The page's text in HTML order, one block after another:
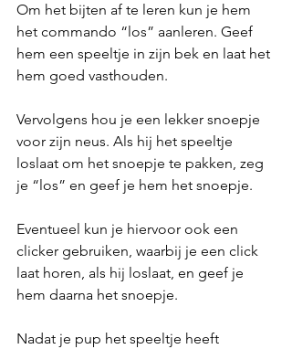
Om het bijten af te leren kun je hem
het commando “los” aanleren. Geef
hem een speeltje in zijn bek en laat het
hem goed vasthouden.
Vervolgens hou je een lekker snoepje
voor zijn neus. Als hij het speeltje
loslaat om het snoepje te pakken, zeg
je “los” en geef je hem het snoepje.
Eventueel kun je hiervoor ook een
clicker gebruiken, waarbij je een click
laat horen, als hij loslaat, en geef je
hem daarna het snoepje.
Nadat je pup het speeltje heeft